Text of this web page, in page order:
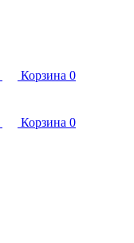
Корзина 0
Корзина 0